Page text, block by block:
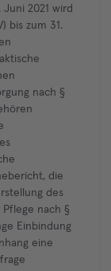
2021 wird
bis zum 31.
nach §
die
des
nach §
Einbindung
eine